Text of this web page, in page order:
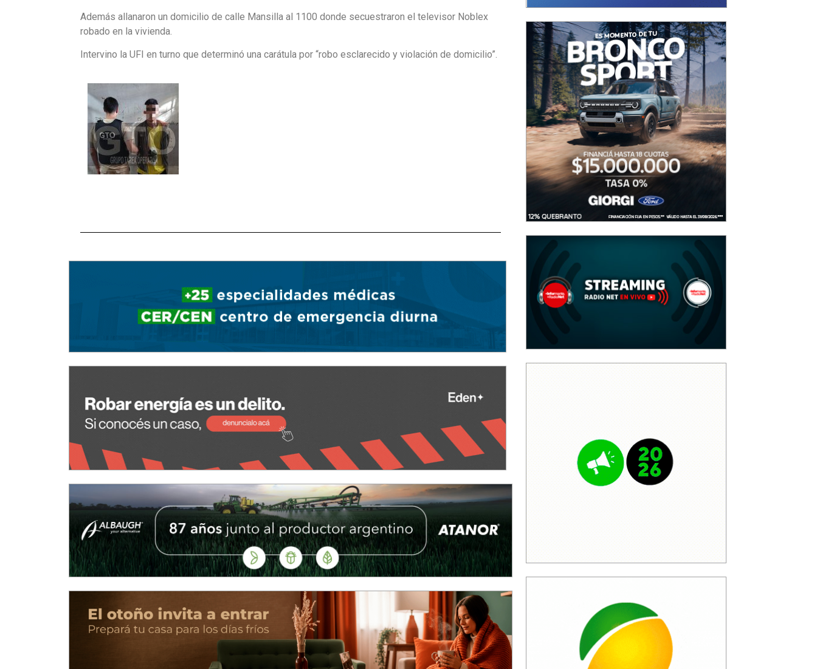
Además allanaron un domicilio de calle Mansilla al 1100 donde secuestraron el televisor Noblex
robado en la vivienda.
Intervino la UFI en turno que determinó una carátula por “robo esclarecido y violación de domicilio”.